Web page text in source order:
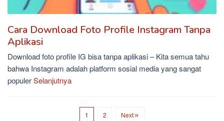
Cara Download Foto Profile Instagram Tanpa
Aplikasi
Download foto profile IG bisa tanpa aplikasi – Kita semua tahu
bahwa Instagram adalah platform sosial media yang sangat
populerSelanjutnya
1 2 Next